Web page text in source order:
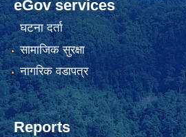
eGov services
घटना दर्ता
सामाजिक सुरक्षा
नागरिक वडापत्र
Reports